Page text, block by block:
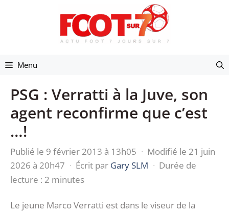
Menu
PSG : Verratti à la Juve, son
agent reconfirme que c’est
…!
Publié le 9 février 2013 à 13h05 · Modifié le 21 juin
2026 à 20h47 · Écrit par Gary SLM · Durée de
lecture : 2 minutes
Le jeune Marco Verratti est dans le viseur de la